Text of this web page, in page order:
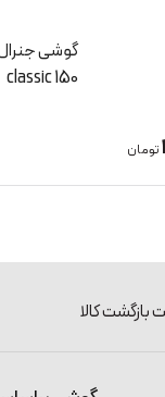
تومان
گوشی
Classic 210
بازگشت کالا